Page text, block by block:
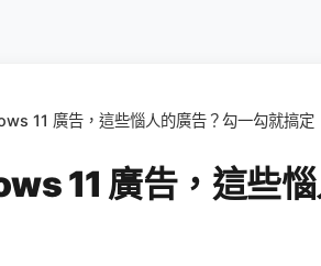
11 廣告，這些惱人的廣告？勾一勾就搞定
11 廣告，這些惱